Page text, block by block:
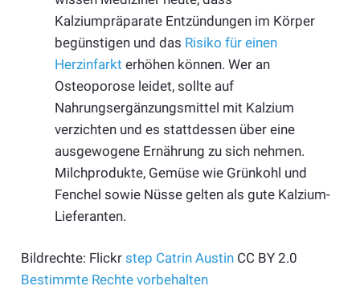
Kalziumpräparate Entzündungen im Körper
begünstigen und das Risiko für einen
Herzinfarkt erhöhen können. Wer an
Osteoporose leidet, sollte auf
Nahrungsergänzungsmittel mit Kalzium
verzichten und es stattdessen über eine
ausgewogene Ernährung zu sich nehmen.
Milchprodukte, Gemüse wie Grünkohl und
Fenchel sowie Nüsse gelten als gute Kalzium-
Lieferanten.
Bildrechte: Flickr step Catrin AustinCC BY 2.0
Bestimmte Rechte vorbehalten